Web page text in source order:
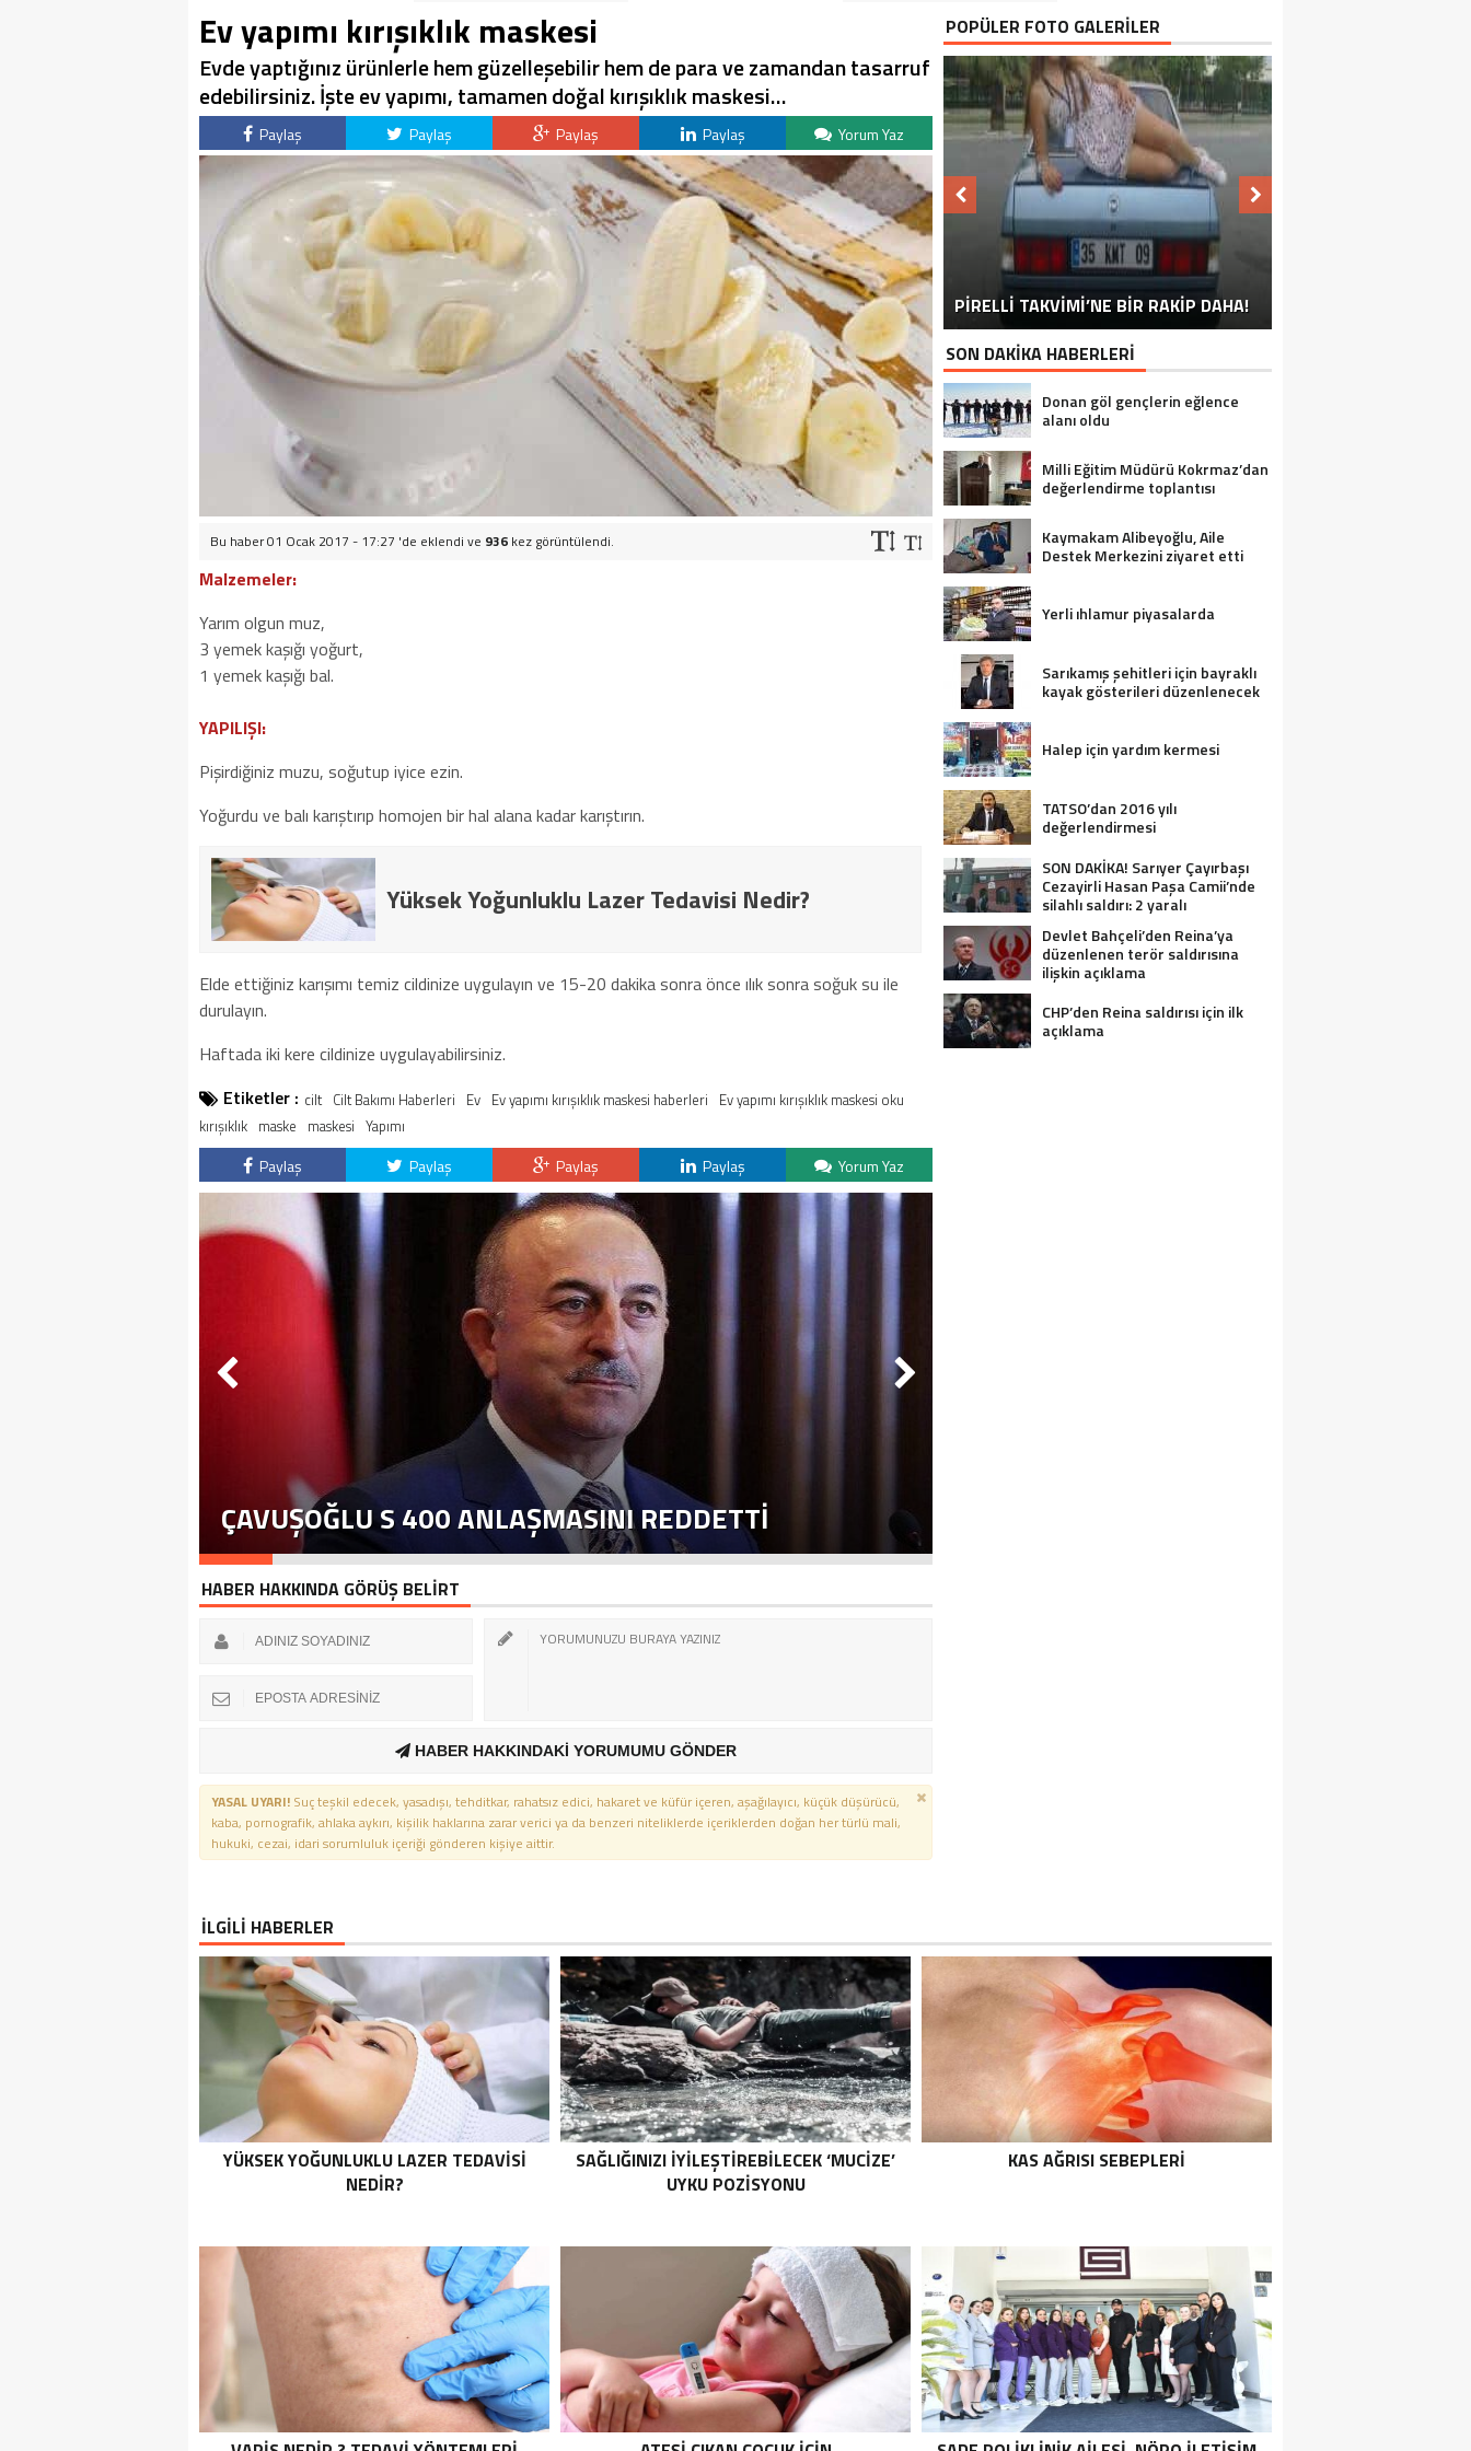
Ev yapımı kırışıklık maskesi
Evde yaptığınız ürünlerle hem güzelleşebilir hem de para ve zamandan tasarruf
edebilirsiniz. İşte ev yapımı, tamamen doğal kırışıklık maskesi…
Paylaş Paylaş Paylaş Paylaş Yorum Yaz
Bu haber 01 Ocak 2017 - 17:27 'de eklendi ve 936 kez görüntülendi.
Malzemeler:
Yarım olgun muz,
3 yemek kaşığı yoğurt,
1 yemek kaşığı bal.
YAPILIŞI:
Pişirdiğiniz muzu, soğutup iyice ezin.
Yoğurdu ve balı karıştırıp homojen bir hal alana kadar karıştırın.
Yüksek Yoğunluklu Lazer Tedavisi Nedir?
Elde ettiğiniz karışımı temiz cildinize uygulayın ve 15-20 dakika sonra önce ılık sonra soğuk su ile
durulayın.
Haftada iki kere cildinize uygulayabilirsiniz.
Etiketler : cilt Cilt Bakımı Haberleri Ev Ev yapımı kırışıklık maskesi haberleri Ev yapımı kırışıklık maskesi oku
kırışıklık maske maskesi Yapımı
Paylaş Paylaş Paylaş Paylaş Yorum Yaz
ÇAVUŞOĞLU S 400 ANLAŞMASINI REDDETTI
HABER HAKKINDA GÖRÜŞ BELİRT
HABER HAKKINDAKİ YORUMUMU GÖNDER
YASAL UYARI! Suç teşkil edecek, yasadışı, tehditkar, rahatsız edici, hakaret ve küfür içeren, aşağılayıcı, küçük düşürücü,
kaba, pornografik, ahlaka aykırı, kişilik haklarına zarar verici ya da benzeri niteliklerde içeriklerden doğan her türlü mali,
hukuki, cezai, idari sorumluluk içeriği gönderen kişiye aittir.
POPÜLER FOTO GALERİLER
PİRELLİ TAKVİMİ’NE BİR RAKİP DAHA!
EN İYİ ‘KURBAN BAYRAMI’ CAPSLERİ!
BUNU SÖYLEMEYEN ESNAF GÖRDÜNÜZ
MÜ?
FOTOĞRAFLARLA HIZAN
FOTOĞRAFLARLA BITLIS
FOTOĞRAFLARLA TATVAN
FOTOĞRAFLARLA GÜROYMAK
FOTOĞRAFLARLA AHLAT
FOTOĞRAFLARLA ADILCEVAZ
FOTOĞRAFLARLA MUTKI
SON DAKİKA HABERLERİ
Donan göl gençlerin eğlence
alanı oldu
Milli Eğitim Müdürü Kokrmaz’dan
değerlendirme toplantısı
Kaymakam Alibeyoğlu, Aile
Destek Merkezini ziyaret etti
Yerli ıhlamur piyasalarda
Sarıkamış şehitleri için bayraklı
kayak gösterileri düzenlenecek
Halep için yardım kermesi
TATSO’dan 2016 yılı
değerlendirmesi
SON DAKİKA! Sarıyer Çayırbaşı
Cezayirli Hasan Paşa Camii’nde
silahlı saldırı: 2 yaralı
Devlet Bahçeli’den Reina’ya
düzenlenen terör saldırısına
ilişkin açıklama
CHP’den Reina saldırısı için ilk
açıklama
İLGİLİ HABERLER
YÜKSEK YOĞUNLUKLU LAZER TEDAVISI
NEDIR?
SAĞLIĞINIZI IYILEŞTIREBILECEK ‘MUCIZE’
UYKU POZISYONU
KAS AĞRISI SEBEPLERI